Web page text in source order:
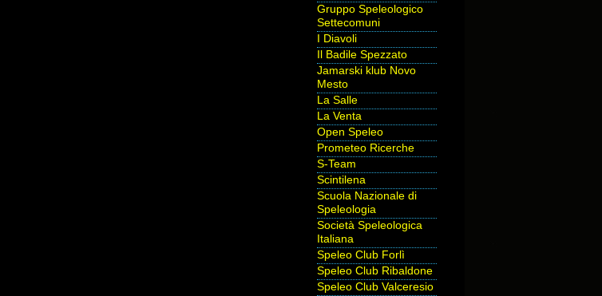
Gruppo Speleologico
Settecomuni
I Diavoli
Il Badile Spezzato
Jamarski klub Novo
Mesto
La Salle
La Venta
Open Speleo
Prometeo Ricerche
S-Team
Scintilena
Scuola Nazionale di
Speleologia
Società Speleologica
Italiana
Speleo Club Forlì
Speleo Club Ribaldone
Speleo Club Valceresio